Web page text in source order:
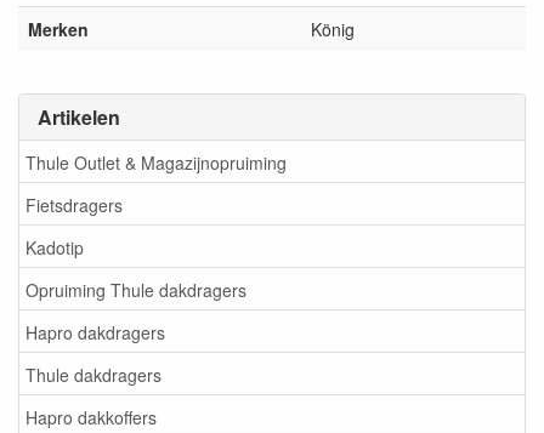
Artikelen
Thule Outlet & Magazijnopruiming
Fietsdragers
Kadotip
Opruiming Thule dakdragers
Hapro dakdragers
Thule dakdragers
Hapro dakkoffers
Merken König